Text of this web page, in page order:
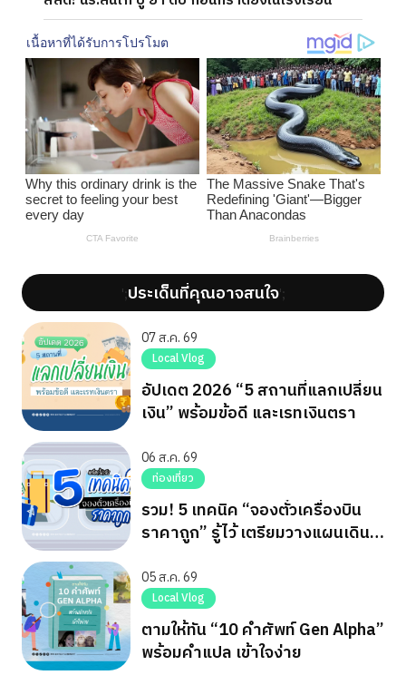
';ประเด็นที่คุณอาจสนใจ';
07 ส.ค. 69
Local Vlog
อัปเดต 2026 “5 สถานที่แลกเปลี่ยน
เงิน” พร้อมข้อดี และเรทเงินตรา
06 ส.ค. 69
ท่องเที่ยว
รวม! 5 เทคนิค “จองตั๋วเครื่องบิน
ราคาถูก” รู้ไว้ เตรียมวางแผนเดิน
05 ส.ค. 69
Local Vlog
ตามให้ทัน “10 คำศัพท์ Gen Alpha”
พร้อมคำแปล เข้าใจง่าย